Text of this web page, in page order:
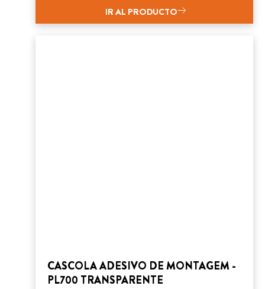
IR AL PRODUCTO
CASCOLA ADESIVO DE MONTAGEM -
PL700 TRANSPARENTE